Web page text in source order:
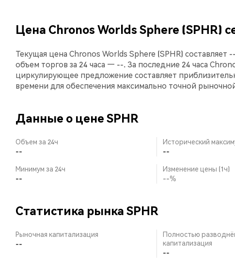
Цена Chronos Worlds Sphere (SPHR)
Текущая цена Chronos Worlds Sphere (SPHR)
объем торгов за 24 часа — --. За последние 24 часа
циркулирующее предложение составляет
времени для обеспечения максимально точной
Данные о цене SPHR
Объем за 24ч
--
Исторический
--
Минимум за 24ч
--
Изменение цены (1ч)
--%
Статистика рынка SPHR
Рыночная капитализация
--
Полностью
капитализация
--